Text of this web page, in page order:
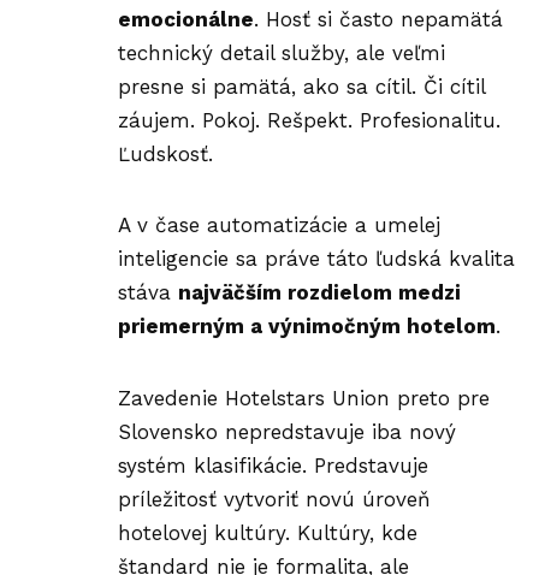
emocionálne. Hosť si často nepamätá
technický detail služby, ale veľmi
presne si pamätá, ako sa cítil. Či cítil
záujem. Pokoj. Rešpekt. Profesionalitu.
Ľudskosť.
A v čase automatizácie a umelej
inteligencie sa práve táto ľudská kvalita
stáva najväčším rozdielom medzi
priemerným a výnimočným hotelom.
Zavedenie Hotelstars Union preto pre
Slovensko nepredstavuje iba nový
systém klasifikácie. Predstavuje
príležitosť vytvoriť novú úroveň
hotelovej kultúry. Kultúry, kde
štandard nie je formalita, ale